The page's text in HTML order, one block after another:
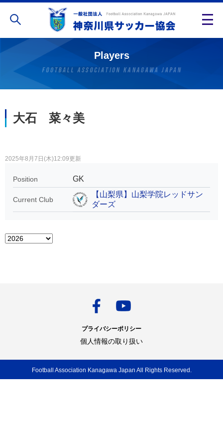
Players
大石 菜々美
2025年8月7日(木)12:09更新
Position GK
Current Club
【山梨県】山梨学院レッドサン
ダーズ
プライバシーポリシー
個人情報の取り扱い
Football Association Kanagawa Japan All Rights Reserved.